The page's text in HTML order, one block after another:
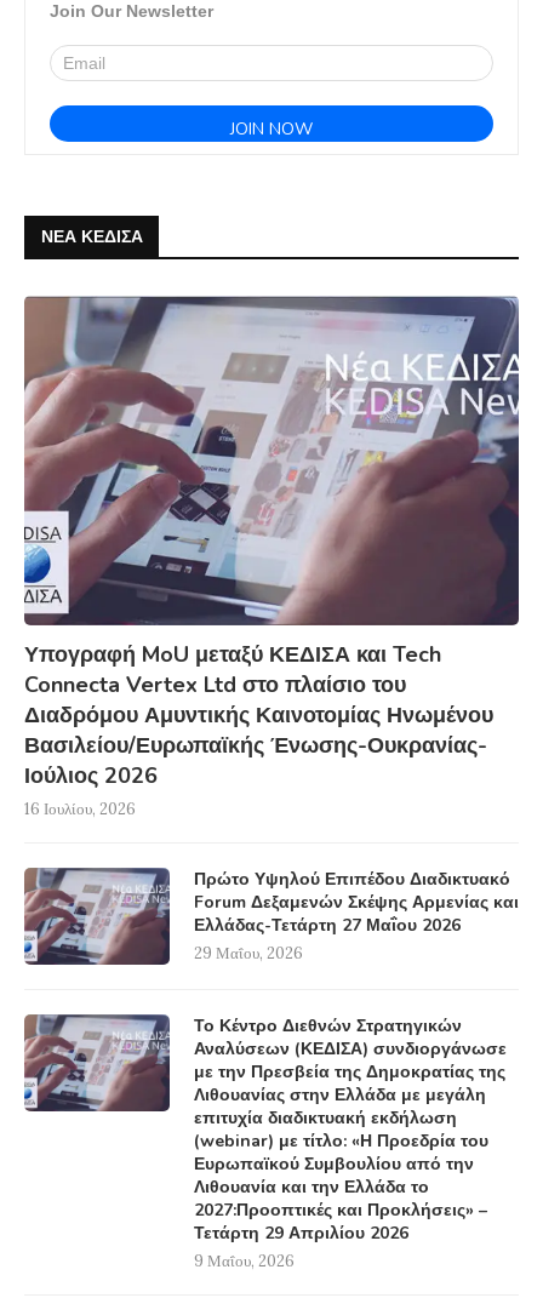
Join Our Newsletter
ΝΕΑ ΚΕΔΙΣΑ
Υπογραφή MoU μεταξύ ΚΕΔΙΣΑ και Tech
Connecta Vertex Ltd στο πλαίσιο του
Διαδρόμου Αμυντικής Καινοτομίας Ηνωμένου
Βασιλείου/Ευρωπαϊκής Ένωσης-Ουκρανίας-
Ιούλιος 2026
16 Ιουλίου, 2026
Πρώτο Υψηλού Επιπέδου Διαδικτυακό
Forum Δεξαμενών Σκέψης Αρμενίας και
Ελλάδας-Τετάρτη 27 Μαΐου 2026
29 Μαΐου, 2026
Το Κέντρο Διεθνών Στρατηγικών
Αναλύσεων (ΚΕΔΙΣΑ) συνδιοργάνωσε
με την Πρεσβεία της Δημοκρατίας της
Λιθουανίας στην Ελλάδα με μεγάλη
επιτυχία διαδικτυακή εκδήλωση
(webinar) με τίτλο: «Η Προεδρία του
Ευρωπαϊκού Συμβουλίου από την
Λιθουανία και την Ελλάδα το
2027:Προοπτικές και Προκλήσεις» –
Τετάρτη 29 Απριλίου 2026
9 Μαΐου, 2026